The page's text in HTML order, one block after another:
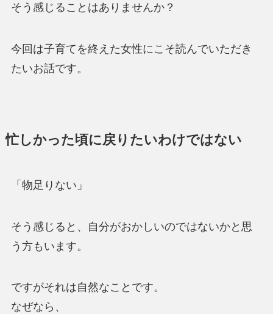
そう感じることはありませんか？
今回は子育てを終えた女性にこそ読んでいただき
たいお話です。
忙しかった頃に戻りたいわけではない
「物足りない」
そう感じると、自分がおかしいのではないかと思
う方もいます。
ですがそれは自然なことです。
なぜなら、